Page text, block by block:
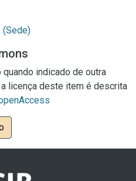
(Sede)
quando indicado de outra
licença deste item é descrita